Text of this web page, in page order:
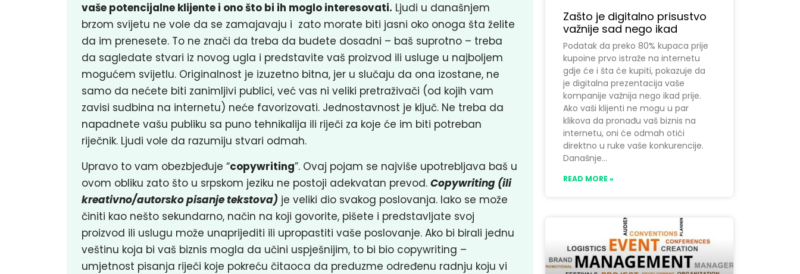
vaše potencijalne klijente i ono što bi ih moglo interesovati. Ljudi u današnjem
brzom svijetu ne vole da se zamajavaju i zato morate biti jasni oko onoga šta želite
da im prenesete. To ne znači da treba da budete dosadni – baš suprotno – treba
da sagledate stvari iz novog ugla i predstavite vaš proizvod ili usluge u najboljem
mogućem svijetlu. Originalnost je izuzetno bitna, jer u slučaju da ona izostane, ne
samo da nećete biti zanimljivi publici, već vas ni veliki pretraživači (od kojih vam
zavisi sudbina na internetu) neće favorizovati. Jednostavnost je ključ. Ne treba da
napadnete vašu publiku sa puno tehnikalija ili riječi za koje će im biti potreban
riječnik. Ljudi vole da razumiju stvari odmah.
Upravo to vam obezbjeđuje “copywriting”. Ovaj pojam se najviše upotrebljava baš u
ovom obliku zato što u srpskom jeziku ne postoji adekvatan prevod. Copywriting (ili
kreativno/autorsko pisanje tekstova) je veliki dio svakog poslovanja. Iako se može
činiti kao nešto sekundarno, način na koji govorite, pišete i predstavljate svoj
proizvod ili uslugu može unaprijediti ili upropastiti vaše poslovanje. Ako bi birali jednu
veštinu koja bi vaš biznis mogla da učini uspješnijim, to bi bio copywriting –
umjetnost pisanja riječi koje pokreću čitaoca da preduzme određenu radnju koju vi
Zašto je digitalno prisustvo
važnije sad nego ikad
Podatak da preko 80% kupaca prije
kupoine prvo istraže na internetu
gdje će i šta će kupiti, pokazuje da
je digitalna prezentacija vaše
kompanije važnija nego ikad prije.
Ako vaši klijenti ne mogu u par
klikova da pronađu vaš biznis na
internetu, oni će odmah otići
direktno u ruke vaše konkurencije.
Današnje
READ MORE »